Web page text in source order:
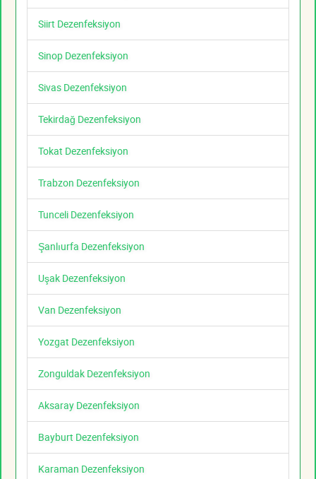
Siirt Dezenfeksiyon
Sinop Dezenfeksiyon
Sivas Dezenfeksiyon
Tekirdağ Dezenfeksiyon
Tokat Dezenfeksiyon
Trabzon Dezenfeksiyon
Tunceli Dezenfeksiyon
Şanlıurfa Dezenfeksiyon
Uşak Dezenfeksiyon
Van Dezenfeksiyon
Yozgat Dezenfeksiyon
Zonguldak Dezenfeksiyon
Aksaray Dezenfeksiyon
Bayburt Dezenfeksiyon
Karaman Dezenfeksiyon